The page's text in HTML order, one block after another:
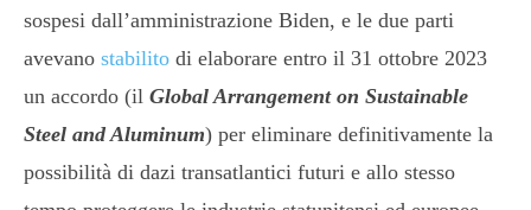
sospesi dall’amministrazione Biden, e le due parti
avevano stabilito di elaborare entro il 31 ottobre 2023
un accordo (il Global Arrangement on Sustainable
Steel and Aluminum) per eliminare definitivamente la
possibilità di dazi transatlantici futuri e allo stesso